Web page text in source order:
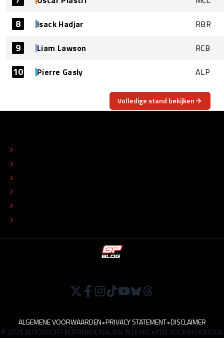
8 Isack Hadjar RBR
9 Liam Lawson RCB
10 Pierre Gasly ALP
Volledige stand bekijken
ALGEMENE VOORWAARDEN•PRIVACY STATEMENT•DISCLAIMER
© 2026 AUTOSPORT INTERNATIONAL B.V. ALLE RECHTEN VOORBEHOUDEN.